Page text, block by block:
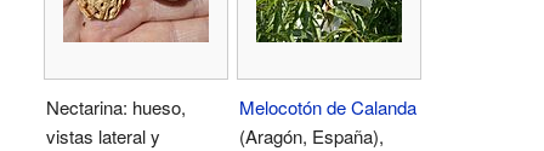
Nectarina: hueso,
vistas lateral y
Melocotón de Calanda
(Aragón, España),